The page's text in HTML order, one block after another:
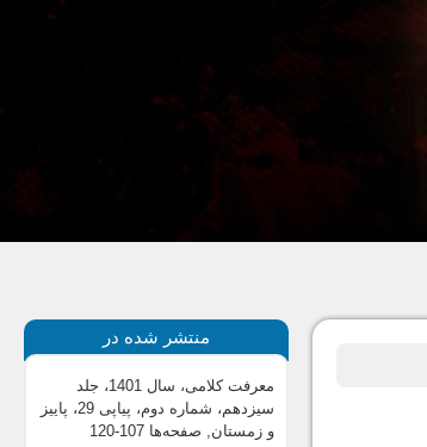
منتشر شده در
معرفت کلامی، سال 1401، جلد
سیزدهم، شماره دوم، پیاپی 29، پاییز
و زمستان, صفحه‌ها 107-120